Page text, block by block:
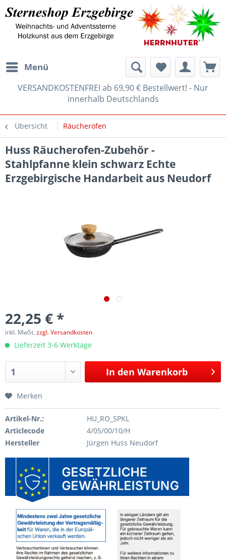
Menü
VERSANDKOSTENFREI ab 69,90 € Bestellwert! - Nur
innerhalb Deutschlands
Übersicht Räucheröfen
Huss Räucherofen-Zubehör -
Stahlpfanne klein schwarz Echte
Erzgebirgische Handarbeit aus Neudorf
22,25 € *
inkl. MwSt.zzgl. Versandkosten
Lieferzeit 3-6 Werktage
In den Warenkorb
Merken
Artikel-Nr.:
HU_RO_SPKL
Articlecode
4/05/00/10/H
Hersteller
Jürgen Huss Neudorf